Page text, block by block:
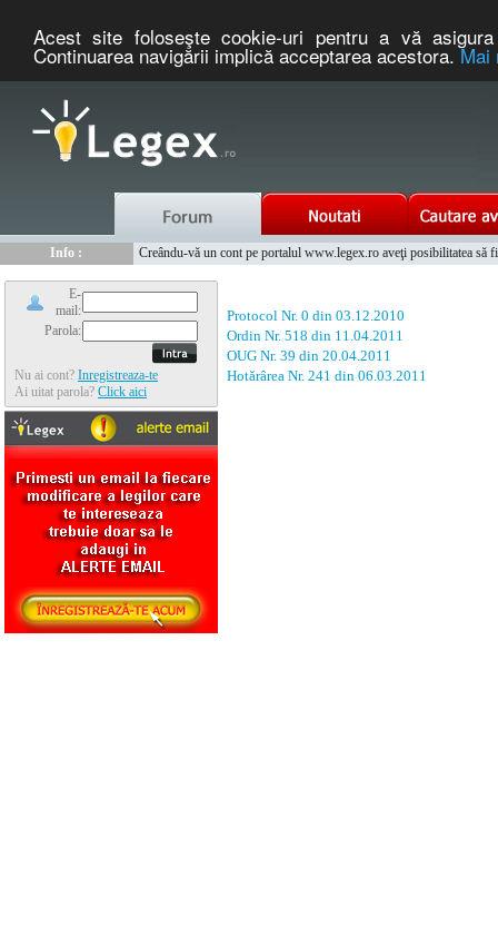
Acest site foloseşte cookie-uri pentru a vă
Continuarea navigării implică acceptarea acestora.Mai
Info :
Creându-vă un cont pe portalul www.legex.ro aveţi posibilitatea să
E-
mail:
Parola:
Nu ai cont? Inregistreaza-te
Ai uitat parola? Click aici
Protocol Nr. 0 din 03.12.2010
Ordin Nr. 518 din 11.04.2011
OUG Nr. 39 din 20.04.2011
Hotărârea Nr. 241 din 06.03.2011